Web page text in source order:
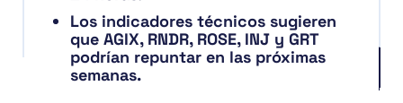
Los indicadores técnicos sugieren
que AGIX, RNDR, ROSE, INJ y GRT
podrían repuntar en las próximas
semanas.